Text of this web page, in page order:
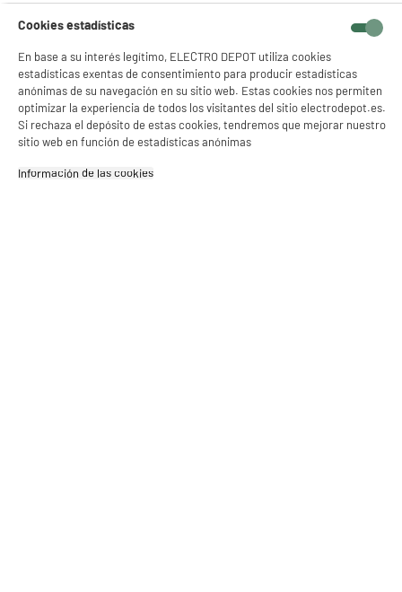
product_anchor_characteristics
1€98
Cookies estadísticas
En base a su interés legítimo, ELECTRO DEPOT utiliza cookies
estadísticas exentas de consentimiento para producir estadísticas
anónimas de su navegación en su sitio web. Estas cookies nos permiten
optimizar la experiencia de todos los visitantes del sitio electrodepot.es.
Si rechaza el depósito de estas cookies, tendremos que mejorar nuestro
sitio web en función de estadísticas anónimas
Información de las cookies‎